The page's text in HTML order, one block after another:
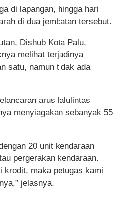
di lapangan, hingga hari
di dua jembatan tersebut.
Dishub Kota Palu,
melihat terjadinya
satu, namun tidak ada
arus lalulintas
menyiagakan sebanyak 55
20 unit kendaraan
pergerakan kendaraan.
krodit, maka petugas kami
jelasnya.